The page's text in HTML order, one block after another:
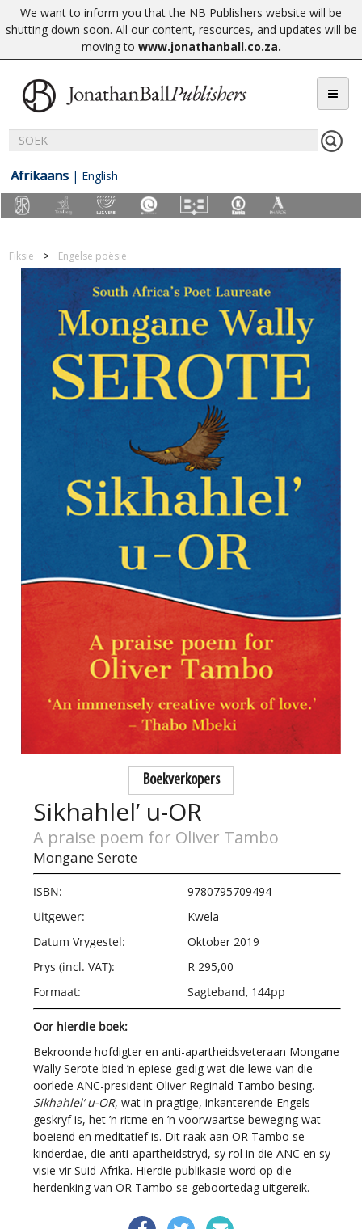
We want to inform you that the NB Publishers website will be
shutting down soon. All our content, resources, and updates will be
moving to www.jonathanball.co.za.
Afrikaans | English
Fiksie Engelse poësie
Boekverkopers
Sikhahlel’ u-OR
A praise poem for Oliver Tambo
Mongane Serote
ISBN:
9780795709494
Uitgewer:
Kwela
Datum Vrygestel:
Oktober 2019
Prys (incl. VAT):
R 295,00
Formaat:
Sagteband, 144pp
Oor hierdie boek:
Bekroonde hofdigter en anti-apartheidsveteraan Mongane
Wally Serote bied ’n epiese gedig wat die lewe van die
oorlede ANC-president Oliver Reginald Tambo besing.
Sikhahlel’ u-OR, wat in pragtige, inkanterende Engels
geskryf is, het ’n ritme en ’n voorwaartse beweging wat
boeiend en meditatief is. Dit raak aan OR Tambo se
kinderdae, die anti-apartheidstryd, sy rol in die ANC en sy
visie vir Suid-Afrika. Hierdie publikasie word op die
herdenking van OR Tambo se geboortedag uitgereik.